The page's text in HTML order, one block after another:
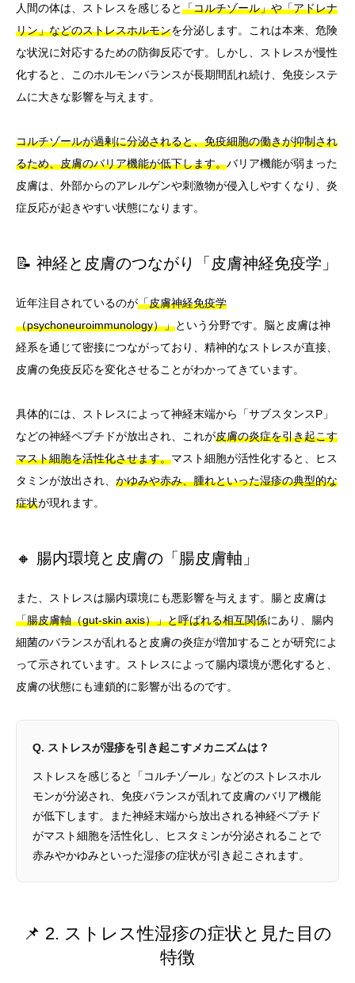
人間の体は、ストレスを感じると「コルチゾール」や「アドレナ
リン」などのストレスホルモンを分泌します。これは本来、危険
な状況に対応するための防御反応です。しかし、ストレスが慢性
化すると、このホルモンバランスが長期間乱れ続け、免疫システ
ムに大きな影響を与えます。
コルチゾールが過剰に分泌されると、免疫細胞の働きが抑制され
るため、皮膚のバリア機能が低下します。バリア機能が弱まった
皮膚は、外部からのアレルゲンや刺激物が侵入しやすくなり、炎
症反応が起きやすい状態になります。
📝 神経と皮膚のつながり「皮膚神経免疫学」
近年注目されているのが「皮膚神経免疫学
（psychoneuroimmunology）」という分野です。脳と皮膚は神
経系を通じて密接につながっており、精神的なストレスが直接、
皮膚の免疫反応を変化させることがわかってきています。
具体的には、ストレスによって神経末端から「サブスタンスP」
などの神経ペプチドが放出され、これが皮膚の炎症を引き起こす
マスト細胞を活性化させます。マスト細胞が活性化すると、ヒス
タミンが放出され、 かゆみや赤み、腫れといった湿疹の典型的な
症状が現れます。
🔸 腸内環境と皮膚の「腸皮膚軸」
また、ストレスは腸内環境にも悪影響を与えます。腸と皮膚は
「腸皮膚軸（gut-skin axis）」と呼ばれる相互関係にあり、腸内
細菌のバランスが乱れると皮膚の炎症が増加することが研究によ
って示されています。ストレスによって腸内環境が悪化すると、
皮膚の状態にも連鎖的に影響が出るのです。
Q. ストレスが湿疹を引き起こすメカニズムは？
ストレスを感じると「コルチゾール」などのストレスホル
モンが分泌され、免疫バランスが乱れて皮膚のバリア機能
が低下します。また神経末端から放出される神経ペプチド
がマスト細胞を活性化し、ヒスタミンが分泌されることで
赤みやかゆみといった湿疹の症状が引き起こされます。
📌 2. ストレス性湿疹の症状と見た目の
特徴